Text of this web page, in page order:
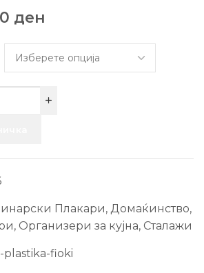
ден
Плакари, Домаќинство,
, Организери за кујна, Сталажи
plastika-fioki